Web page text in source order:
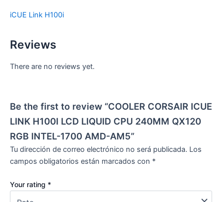
iCUE Link H100i
Reviews
There are no reviews yet.
Be the first to review “COOLER CORSAIR ICUE
LINK H100I LCD LIQUID CPU 240MM QX120
RGB INTEL-1700 AMD-AM5”
Tu dirección de correo electrónico no será publicada. Los
campos obligatorios están marcados con *
Your rating *